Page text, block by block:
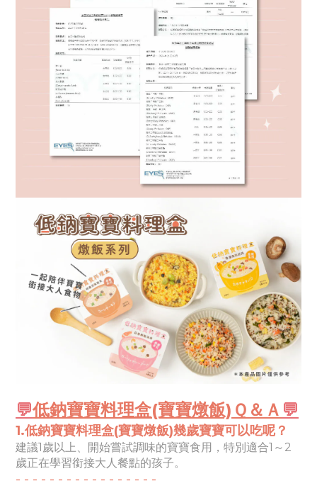
💬低鈉寶寶料理盒(寶寶燉飯)Ｑ＆Ａ 💬
1.低鈉寶寶料理盒(寶寶燉飯)幾歲寶寶可以吃呢？
建議1歲以上、開始嘗試調味的寶寶食用，特別適合1～2
歲正在學習銜接大人餐點的孩子。
- - - - - - - - - - - - - - - - -